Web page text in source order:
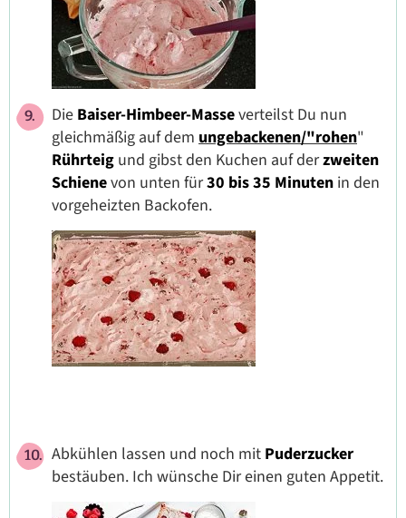
Die Baiser-Himbeer-Masseverteilst Du nun
gleichmäßig auf dem ungebackenen/"rohen"
Rührteig und gibst den Kuchen auf derzweiten
Schienevon unten für30 bis 35 Minuten in den
vorgeheizten Backofen.
Abkühlen lassen und noch mit Puderzucker
bestäuben. Ich wünsche Dir einen guten Appetit.